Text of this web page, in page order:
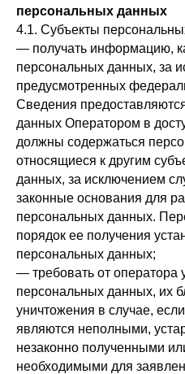
персональных данных
4.1. Субъекты
— получать информацию,
персональных данных, за
предусмотренных
Сведения
данных Оператором в
должны содержаться
относящиеся к другим
данных, за исключением
законные основания для
персональных данных.
порядок ее получения
персональных данных;
— требовать от оператора
персональных данных, их
уничтожения в случае,
являются неполными,
незаконно полученными
необходимыми для